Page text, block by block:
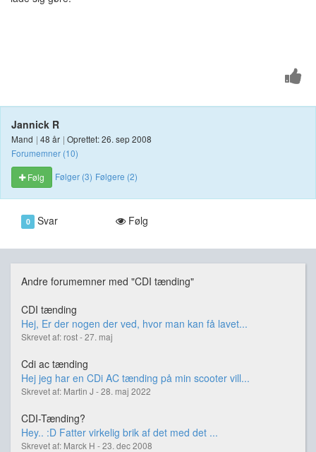
Jannick R
Mand | 48 år | Oprettet: 26. sep 2008
Forumemner (10)
Følg
Følger (3) Følgere (2)
0 Svar Følg
Andre forumemner med "CDI tænding"
CDI tænding
Hej, Er der nogen der ved, hvor man kan få lavet...
Skrevet af: rost - 27. maj
Cdi ac tænding
Hej jeg har en CDi AC tænding på min scooter vill...
Skrevet af: Martin J - 28. maj 2022
CDI-Tænding?
Hey.. :D Fatter virkelig brik af det med det ...
Skrevet af: Marck H - 23. dec 2008